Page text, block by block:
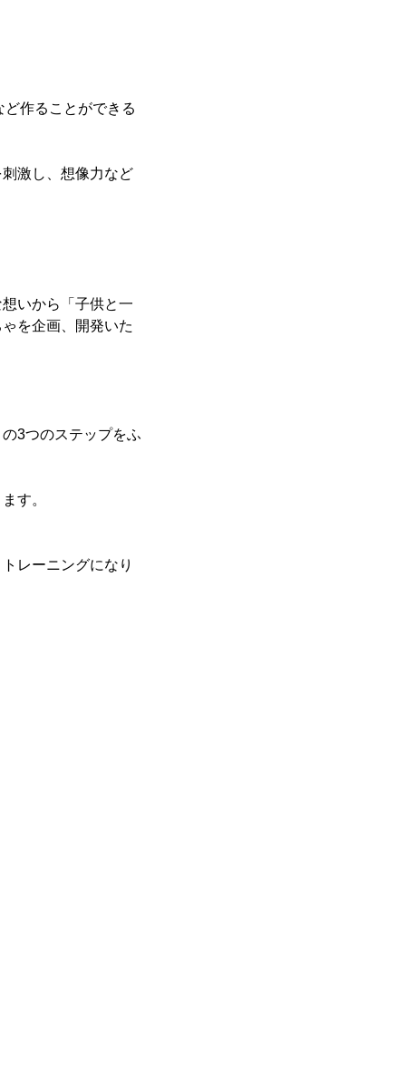
作ることができる
激し、想像力など
いから「子供と一
を企画、開発いた
3つのステップをふ
す。
レーニングになり